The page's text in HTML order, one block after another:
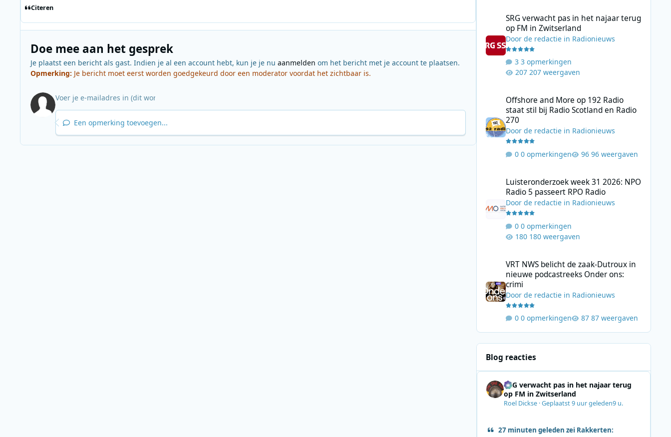
Citeren
Doe mee aan het gesprek
Je plaatst een bericht als gast. Indien je al een account hebt, kun je je nu aanmelden om het bericht met je account te plaatsen.
Opmerking: Je bericht moet eerst worden goedgekeurd door een moderator voordat het zichtbaar is.
Een opmerking toevoegen...
SRG verwacht pas in het najaar terug
op FM in Zwitserland
Door de redactiein Radionieuws
3 opmerkingen
207 weergaven
Offshore and More op 192 Radio
staat stil bij Radio Scotland en Radio
270
Door de redactiein Radionieuws
0 opmerkingen 96 weergaven
Luisteronderzoek week 31 2026: NPO
Radio 5 passeert RPO Radio
Door de redactiein Radionieuws
0 opmerkingen
180 weergaven
VRT NWS belicht de zaak-Dutroux in
nieuwe podcastreeks Onder ons:
crimi
Door de redactiein Radionieuws
0 opmerkingen 87 weergaven
Blog reacties
SRG verwacht pas in het najaar terug
op FM in Zwitserland
Roel Dickse·Geplaatst9 uur geleden9 u.
27 minuten geleden zei Rakkerten: